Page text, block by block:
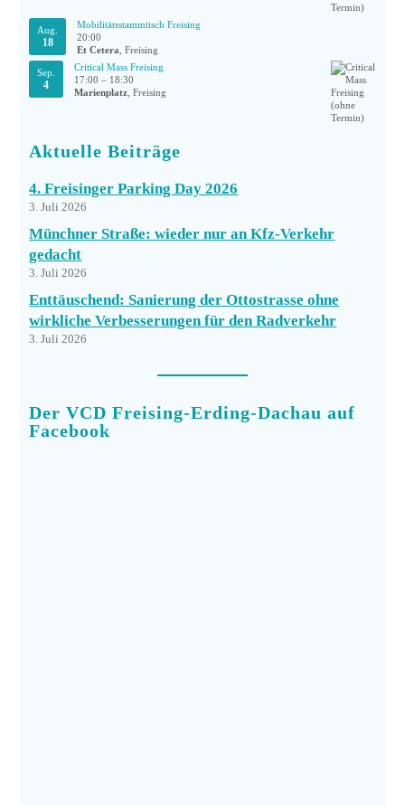
Aug.
18
Mobilitätsstammtisch Freising
20:00
Et Cetera, Freising
Sep.
4
Critical Mass Freising
17:00 – 18:30
Marienplatz, Freising
Aktuelle Beiträge
4. Freisinger Parking Day 2026
3. Juli 2026
Münchner Straße: wieder nur an Kfz-Verkehr
gedacht
3. Juli 2026
Enttäuschend: Sanierung der Ottostrasse ohne
wirkliche Verbesserungen für den Radverkehr
3. Juli 2026
Der VCD Freising-Erding-Dachau auf
Facebook